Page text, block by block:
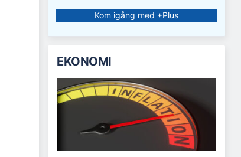
Kom igång med +Plus
EKONOMI